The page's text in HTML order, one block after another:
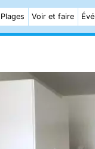
Plages Voir et faire